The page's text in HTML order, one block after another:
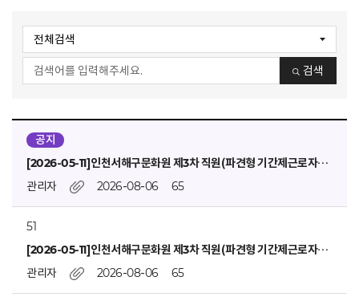
검색
공지
[2026-05-11]인천서해구문화원 제3차 직원(파견형 기간제근로자-회계직) 수정 채용 공고
관리자
2026-08-06 65
51
[2026-05-11]인천서해구문화원 제3차 직원(파견형 기간제근로자-회계직) 수정 채용 공고
관리자
2026-08-06 65